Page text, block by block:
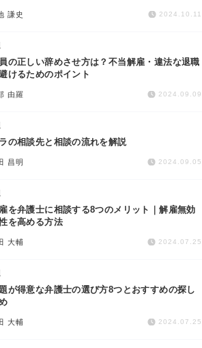
謙史 2024.10.11
の正しい辞めさせ方は？不当解雇・違法な退職
けるためのポイント
由羅 2024.09.09
の相談先と相談の流れを解説
昌明 2024.09.05
を弁護士に相談する8つのメリット｜解雇無効
を高める方法
大輔 2024.07.25
が得意な弁護士の選び方8つとおすすめの探し
大輔 2024.07.25